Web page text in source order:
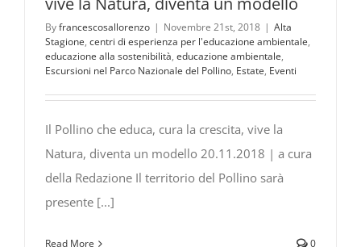
Byfrancescosallorenzo | Novembre 21st, 2018 | Alta
Stagione, centri di esperienza per l'educazione ambientale,
educazione alla sostenibilità, educazione ambientale,
Escursioni nel Parco Nazionale del Pollino, Estate, Eventi
Il Pollino che educa, cura la crescita, vive la
Natura, diventa un modello 20.11.2018 | a cura
della Redazione Il territorio del Pollino sarà
presente [...]
Read More 0